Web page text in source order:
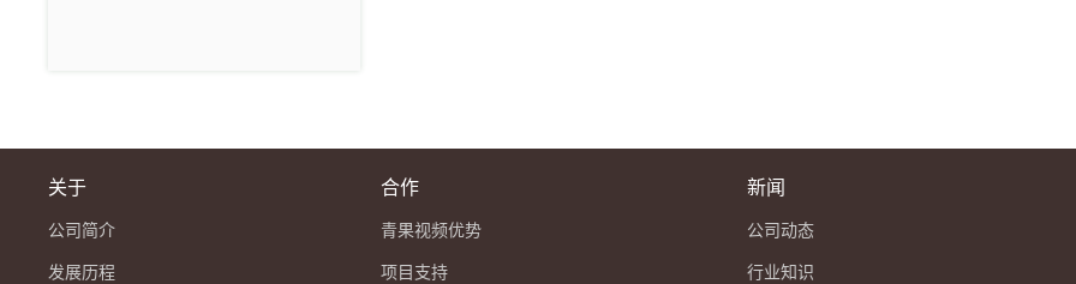
关于
公司简介
发展历程
合作
青果视频优势
项目支持
新闻
公司动态
行业知识